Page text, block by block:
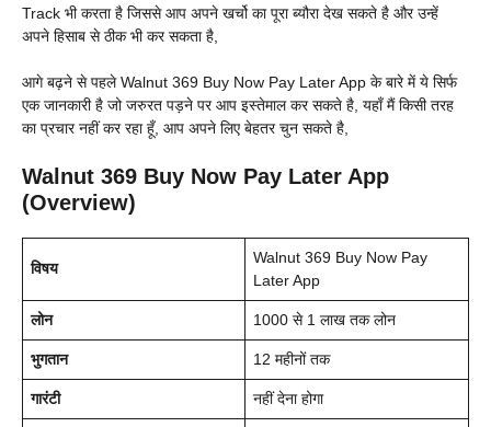
Track भी करता है जिससे आप अपने खर्चो का पूरा ब्यौरा देख सकते है और उन्हें
अपने हिसाब से ठीक भी कर सकता है,
आगे बढ़ने से पहले Walnut 369 Buy Now Pay Later App के बारे में ये सिर्फ
एक जानकारी है जो जरुरत पड़ने पर आप इस्तेमाल कर सकते है, यहाँ मैं किसी तरह
का प्रचार नहीं कर रहा हूँ, आप अपने लिए बेहतर चुन सकते है,
Walnut 369 Buy Now Pay Later App
(Overview)
विषय
Walnut 369 Buy Now Pay
Later App
लोन 1000 से 1 लाख तक लोन
भुगतान 12 महीनों तक
गारंटी नहीं देना होगा